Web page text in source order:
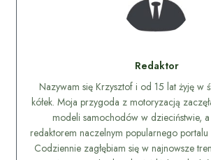
Redaktor
Nazywam się Krzysztof i od 15 lat żyję w
kółek. Moja przygoda z motoryzacją
modeli samochodów w dzieciństwie, a
redaktorem naczelnym popularnego
Codziennie zagłębiam się w najnowsze